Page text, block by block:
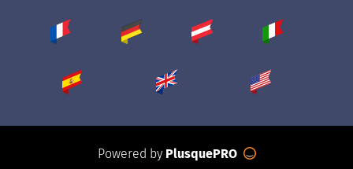
Powered by PlusquePRO